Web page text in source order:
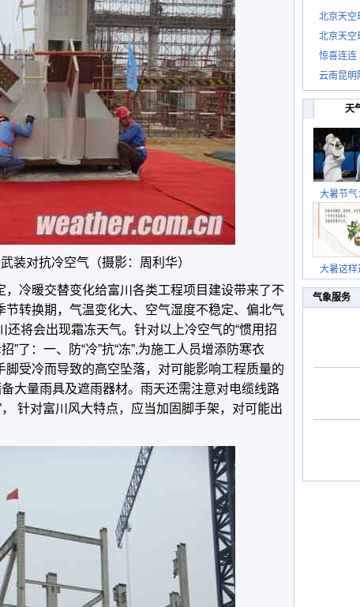
装对抗冷空气（摄影：周利华）
，冷暖交替变化给富川各类工程项目建设带来了不
节转换期，气温变化大、空气湿度不稳定、偏北气
将会出现霜冻天气。针对以上冷空气的“惯用招
”了：一、防“冷”抗“冻”,为施工人员增添防寒衣
受冷而导致的高空坠落，对可能影响工程质量的
大量雨具及遮雨器材。雨天还需注意对电缆线路
针对富川风大特点，应当加固脚手架，对可能出
北京天空
北京天空
惊
惊喜连连
云南昆明
天
大暑节气
大暑这样
气象服务